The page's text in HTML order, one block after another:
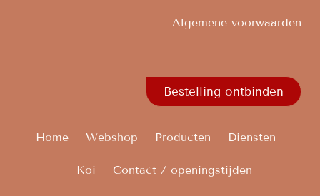
Algemene voorwaarden
Bestelling ontbinden
Home Webshop Producten Diensten
Koi Contact / openingstijden